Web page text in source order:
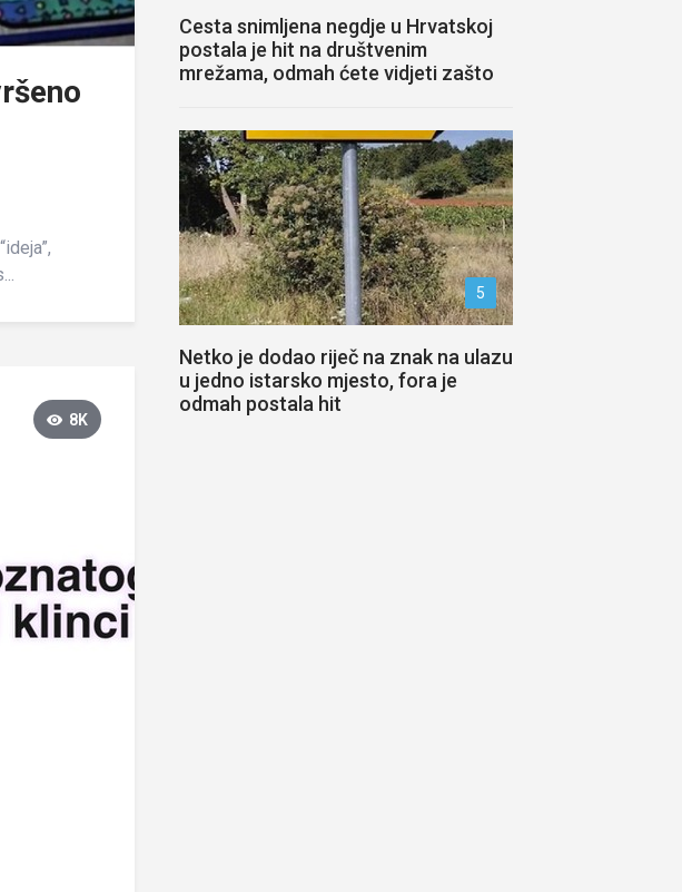
8K
Cesta snimljena negdje u Hrvatskoj
postala je hit na društvenim
mrežama, odmah ćete vidjeti zašto
5
Netko je dodao riječ na znak na ulazu
u jedno istarsko mjesto, fora je
odmah postala hit